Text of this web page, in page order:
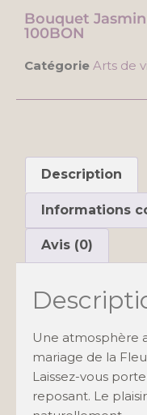
Bouquet Jasmin
100BON
Catégorie Arts de
Description
Informations
Avis (0)
Une atmosphère
mariage de la
Laissez-vous
reposant. Le